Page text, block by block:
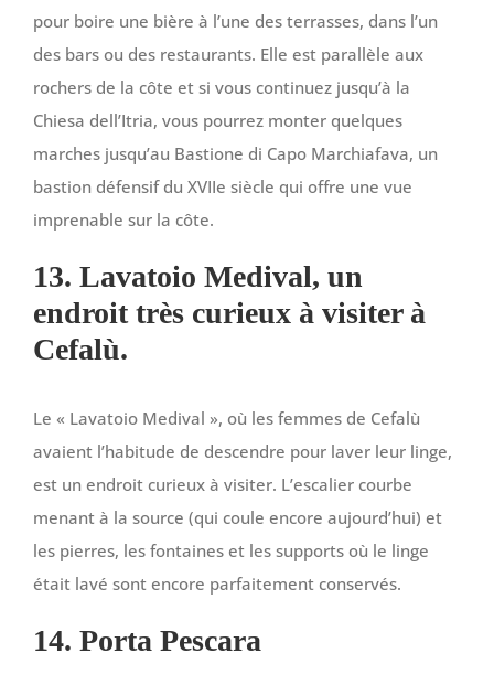
pour boire une bière à l’une des terrasses, dans l’un
des bars ou des restaurants. Elle est parallèle aux
rochers de la côte et si vous continuez jusqu’à la
Chiesa dell’Itria, vous pourrez monter quelques
marches jusqu’au Bastione di Capo Marchiafava, un
bastion défensif du XVIIe siècle qui offre une vue
imprenable sur la côte.
13. Lavatoio Medival, un
endroit très curieux à visiter à
Cefalù.
Le « Lavatoio Medival », où les femmes de Cefalù
avaient l’habitude de descendre pour laver leur linge,
est un endroit curieux à visiter. L’escalier courbe
menant à la source (qui coule encore aujourd’hui) et
les pierres, les fontaines et les supports où le linge
était lavé sont encore parfaitement conservés.
14. Porta Pescara